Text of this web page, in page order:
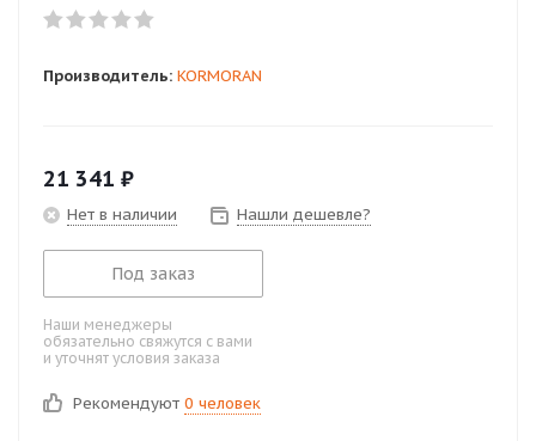
Производитель: KORMORAN
21 341 ₽
Нет в наличии Нашли дешевле?
Под заказ
Наши менеджеры
обязательно свяжутся с вами
и уточнят условия заказа
Рекомендуют 0 человек